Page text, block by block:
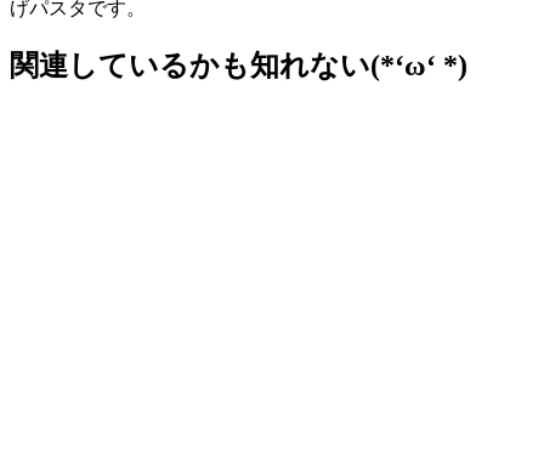
げパスタです。
関連しているかも知れない(*‘ω‘ *)